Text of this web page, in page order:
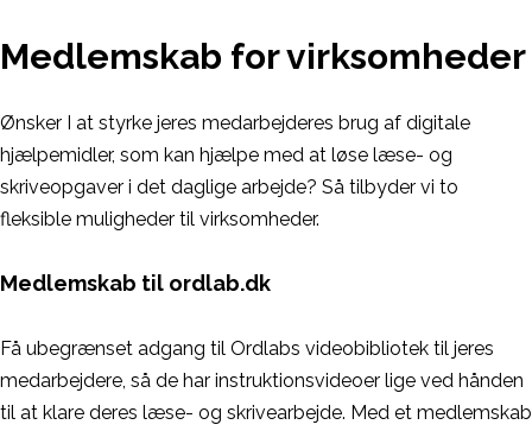
Medlemskab for virksomheder
Ønsker I at styrke jeres medarbejderes brug af digitale
hjælpemidler, som kan hjælpe med at løse læse- og
skriveopgaver i det daglige arbejde? Så tilbyder vi to
fleksible muligheder til virksomheder.
Medlemskab til ordlab.dk
Få ubegrænset adgang til Ordlabs videobibliotek til jeres
medarbejdere, så de har instruktionsvideoer lige ved hånden
til at klare deres læse- og skrivearbejde. Med et medlemskab